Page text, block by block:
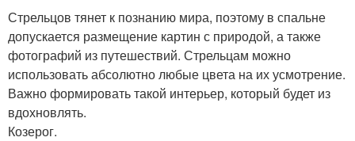
Стрельцов тянет к познанию мира, поэтому в спальне
допускается размещение картин с природой, а также
фотографий из путешествий. Стрельцам можно
использовать абсолютно любые цвета на их усмотрение.
Важно формировать такой интерьер, который будет из
вдохновлять.
Козерог.